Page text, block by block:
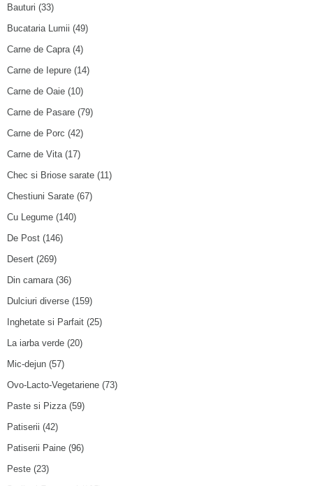
Bauturi (33)
Bucataria Lumii (49)
Carne de Capra(4)
Carne de Iepure (14)
Carne de Oaie (10)
Carne de Pasare (79)
Carne de Porc (42)
Carne de Vita(17)
Chec si Briose sarate (11)
Chestiuni Sarate (67)
Cu Legume (140)
De Post (146)
Desert (269)
Din camara(36)
Dulciuri diverse (159)
Inghetate si Parfait (25)
La iarba verde (20)
Mic-dejun (57)
Ovo-Lacto-Vegetariene (73)
Paste si Pizza(59)
Patiserii (42)
Patiserii Paine (96)
Peste (23)